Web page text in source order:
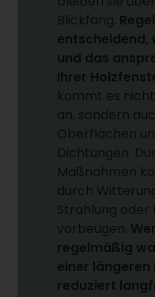
Blickfang.
entscheidend,
und das
Ihrer
kommt es
an, sondern
Oberflächen
Dichtungen.
Maßnahmen
durch
Strahlung
vorbeugen.
regelmäßig
einer längeren
reduziert